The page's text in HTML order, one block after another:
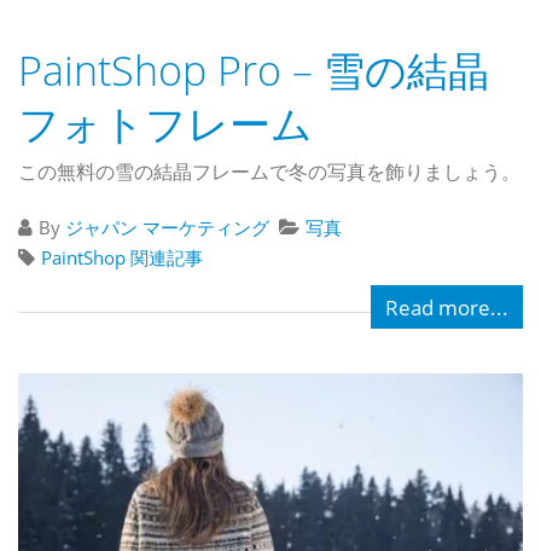
PaintShop Pro – 雪の結晶
フォトフレーム
この無料の雪の結晶フレームで冬の写真を飾りましょう。
By ジャパン マーケティング
写真
PaintShop 関連記事
Read more...